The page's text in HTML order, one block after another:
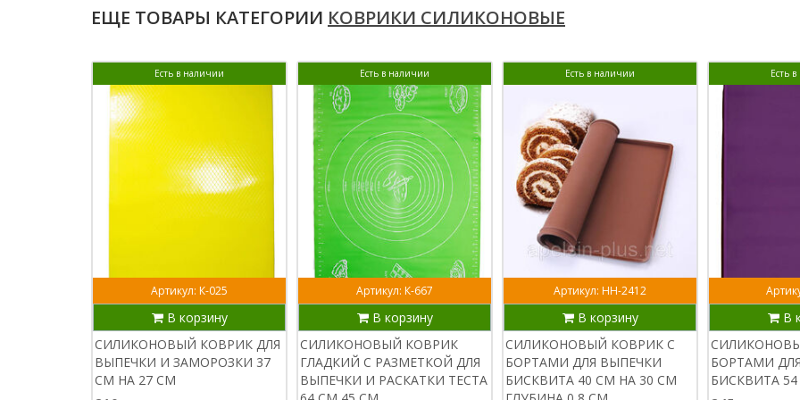
ЕЩЕ ТОВАРЫ КАТЕГОРИИ КОВРИКИ СИЛИКОНОВЫЕ
Есть в наличии
Артикул: К-025
В корзину
СИЛИКОНОВЫЙ КОВРИК ДЛЯ
ВЫПЕЧКИ И ЗАМОРОЗКИ 37
СМ НА 27 СМ
Есть в наличии
Артикул: К-667
В корзину
СИЛИКОНОВЫЙ КОВРИК
ГЛАДКИЙ С РАЗМЕТКОЙ ДЛЯ
ВЫПЕЧКИ И РАСКАТКИ ТЕСТА
Есть в наличии
Артикул: НН-2412
В корзину
СИЛИКОНОВЫЙ КОВРИК С
БОРТАМИ ДЛЯ ВЫПЕЧКИ
БИСКВИТА 40 СМ НА 30 СМ
Есть
В
БОРТАМИ
БИСКВИТА